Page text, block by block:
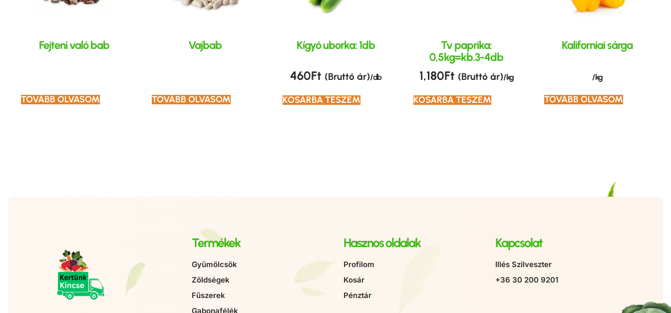
Fejteni való bab
TOVÁBB OLVASOM
Vajbab
TOVÁBB OLVASOM
Kígyó uborka: 1db
460Ft (Bruttó ár)/ db
KOSÁRBA TESZEM
Tv paprika:
0,5kg=kb.3-4db
1,180Ft (Bruttó ár)/ kg
KOSÁRBA TESZEM
Kaliforniai sárga
/ kg
TOVÁBB OLVASOM
Termékek
Gyümölcsök
Zöldségek
Fűszerek
Gabonafélék
Hasznos oldalak
Profilom
Kosár
Pénztár
Kapcsolat
Illés Szilveszter
+36 30 200 9201